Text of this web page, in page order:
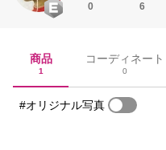
0
6
商品
1
コーディネート
0
#オリジナル写真